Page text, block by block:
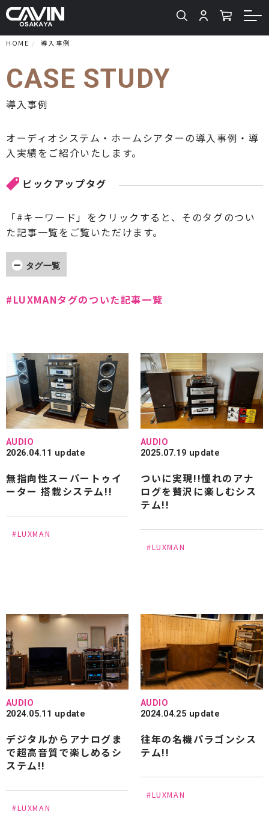
HOME 導入事例
CASE STUDY
導入事例
オーディオシステム・ホームシアターの導入事例・導
入実績をご紹介いたします。
ピックアップタグ
「#キーワード」をクリックすると、そのタグのつい
た記事一覧をご覧いただけます。
タグ一覧
#Acoustic Revive
#avantgarde acoustic #B&W #CEC
#Cocktail Audio #CHORD
#CHORD COMPANY #Clearaudio #DALI
#dCS #DENON #DELA #EAR
#EDISCREATION #ESOTERIC #EINSTEIN
#ELECTROCOMPANIET #Entreq
#FiiO #Focal
#HAMILeX
#KITHIT #KLAUDIO #KRIPTON #KRELL
#LINN #LINDEMANN #Luna Cables
#Lumen white #LUXMAN #MARK LEVINSON
#MARTEN #marantz #MONITOR AUDIO
#Mcintosh #NOTTINGHAM #NVS Sound
#OCTAVE #OPPO #ORB #OYAIDE
#Ortofon
#Paradigm #Pioneer #PIEGA #PRO JECT
#PROSTO
#LUXMANタグのついた記事一覧
AUDIO
2026.04.11 update
無指向性スーパートゥイ
ーター 搭載システム!!
#LUXMAN
AUDIO
2025.07.19 update
ついに実現!!憧れのアナ
ログを贅沢に楽しむシス
テム!!
#LUXMAN
AUDIO
2024.05.11 update
デジタルからアナログま
で超高音質で楽しめるシ
ステム!!
#LUXMAN
AUDIO
2024.04.25 update
往年の名機パラゴンシス
テム!!
#LUXMAN